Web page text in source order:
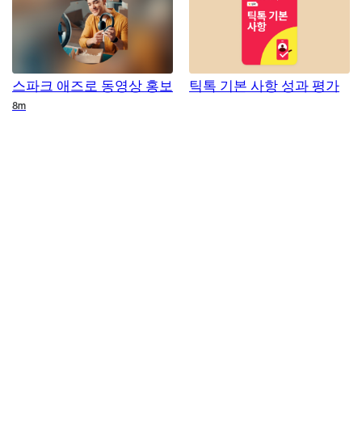
스파크 애즈로 동영상 홍보
Duration
8m
틱톡 기본 사항 성과 평가